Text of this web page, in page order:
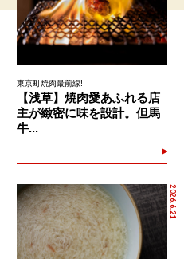
東京町焼肉最前線!
【浅草】焼肉愛あふれる店
主が緻密に味を設計。但馬
牛...
2026.6.21